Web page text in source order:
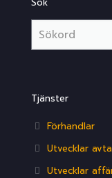
Tjänster
Förhandlar
Utvecklar
Utvecklar